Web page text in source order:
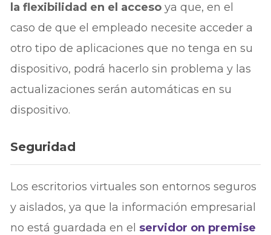
la flexibilidad en el acceso ya que, en el
caso de que el empleado necesite acceder a
otro tipo de aplicaciones que no tenga en su
dispositivo, podrá hacerlo sin problema y las
actualizaciones serán automáticas en su
dispositivo.
Seguridad
Los escritorios virtuales son entornos seguros
y aislados, ya que la información empresarial
no está guardada en el servidor on premise